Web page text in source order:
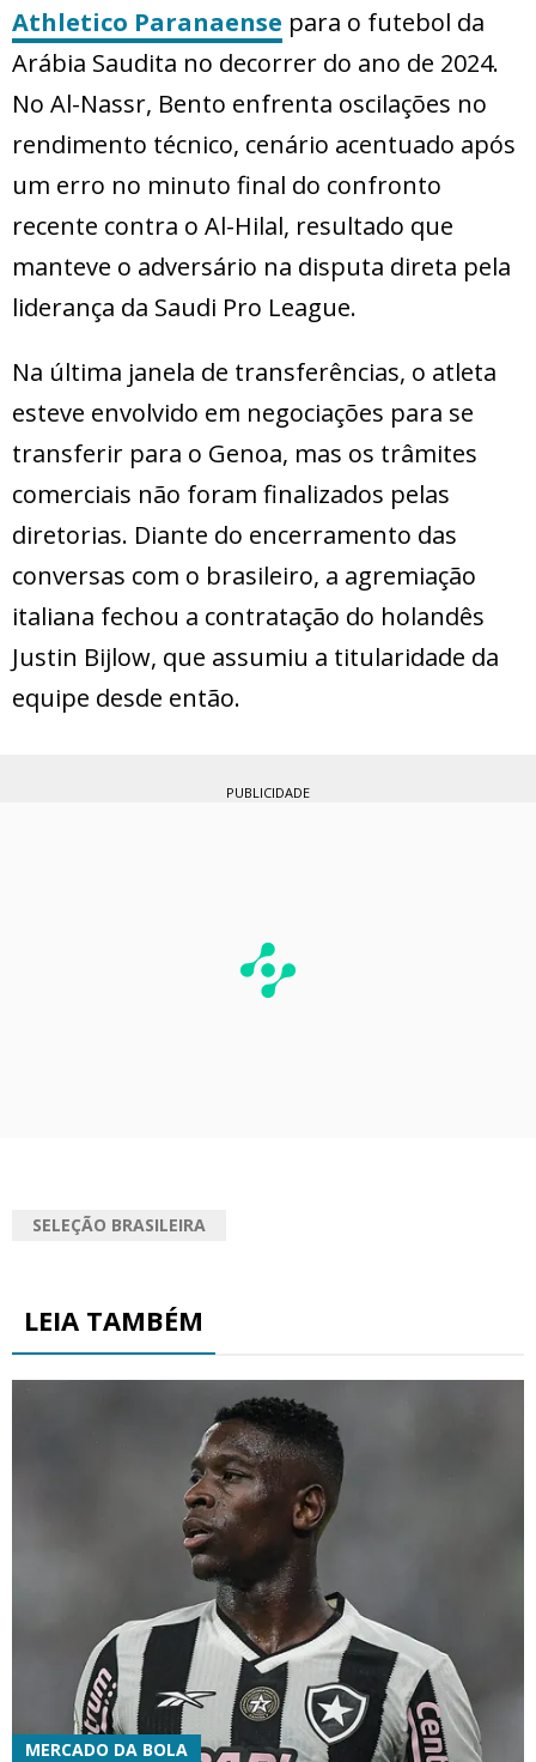
Athletico Paranaense para o futebol da
Arábia Saudita no decorrer do ano de 2024.
No Al-Nassr, Bento enfrenta oscilações no
rendimento técnico, cenário acentuado após
um erro no minuto final do confronto
recente contra o Al-Hilal, resultado que
manteve o adversário na disputa direta pela
liderança da Saudi Pro League.
Na última janela de transferências, o atleta
esteve envolvido em negociações para se
transferir para o Genoa, mas os trâmites
comerciais não foram finalizados pelas
diretorias. Diante do encerramento das
conversas com o brasileiro, a agremiação
italiana fechou a contratação do holandês
Justin Bijlow, que assumiu a titularidade da
equipe desde então.
PUBLICIDADE
SELEÇÃO BRASILEIRA
LEIA TAMBÉM
MERCADO DA BOLA